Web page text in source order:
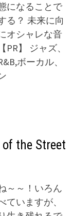
になることで
る？ 未来に向
オシャレな音
】 ジャズ、
ボーカル、
the Street
～～！いろん
いますが、